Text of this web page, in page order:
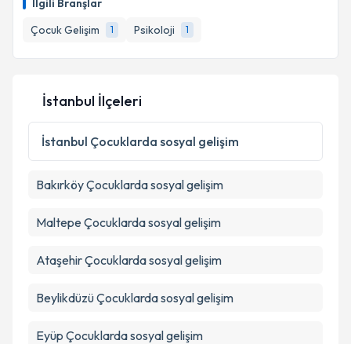
İlgili Branşlar
Çocuk Gelişim
1 Psikoloji 1
randevu almanız için bir takvim hazırlandığında e-
posta ile bilgilendireceğiz.
E-posta Adresiniz
Kişisel verilerimin işlenmesine ilişkin
Metni'ni okudum ve kişisel verilerimin belirtilen
Takvim Talebini Gönder
İstanbul İlçeleri
İstanbul Çocuklarda sosyal gelişim
BakırköyÇocuklarda sosyal gelişim
Maltepe Çocuklarda sosyal gelişim
AtaşehirÇocuklarda sosyal gelişim
BeylikdüzüÇocuklarda sosyal gelişim
Eyüp Çocuklarda sosyal gelişim